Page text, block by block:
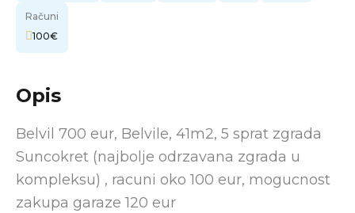
Računi
100€
Opis
Belvil 700 eur, Belvile, 41m2, 5 sprat zgrada
Suncokret (najbolje odrzavana zgrada u
kompleksu) , racuni oko 100 eur, mogucnost
zakupa garaze 120 eur